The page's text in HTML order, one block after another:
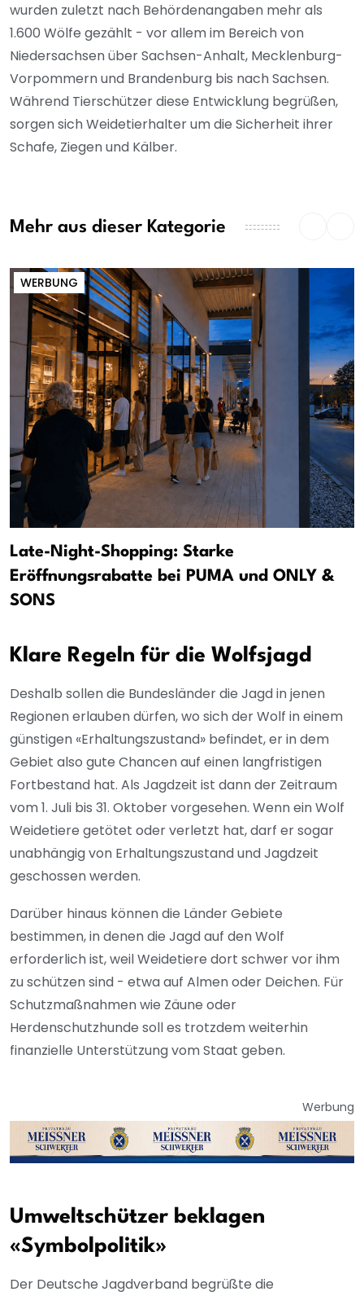
wurden zuletzt nach Behördenangaben mehr als
1.600 Wölfe gezählt - vor allem im Bereich von
Niedersachsen über Sachsen-Anhalt, Mecklenburg-
Vorpommern und Brandenburg bis nach Sachsen.
Während Tierschützer diese Entwicklung begrüßen,
sorgen sich Weidetierhalter um die Sicherheit ihrer
Schafe, Ziegen und Kälber.
Mehr aus dieser Kategorie
WERBUNG
Late-Night-Shopping: Starke
Eröffnungsrabatte bei PUMA und ONLY &
SONS
Klare Regeln für die Wolfsjagd
Deshalb sollen die Bundesländer die Jagd in jenen
Regionen erlauben dürfen, wo sich der Wolf in einem
günstigen «Erhaltungszustand» befindet, er in dem
Gebiet also gute Chancen auf einen langfristigen
Fortbestand hat. Als Jagdzeit ist dann der Zeitraum
vom 1. Juli bis 31. Oktober vorgesehen. Wenn ein Wolf
Weidetiere getötet oder verletzt hat, darf er sogar
unabhängig von Erhaltungszustand und Jagdzeit
geschossen werden.
Darüber hinaus können die Länder Gebiete
bestimmen, in denen die Jagd auf den Wolf
erforderlich ist, weil Weidetiere dort schwer vor ihm
zu schützen sind - etwa auf Almen oder Deichen. Für
Schutzmaßnahmen wie Zäune oder
Herdenschutzhunde soll es trotzdem weiterhin
finanzielle Unterstützung vom Staat geben.
Werbung
Umweltschützer beklagen
«Symbolpolitik»
Der Deutsche Jagdverband begrüßte die